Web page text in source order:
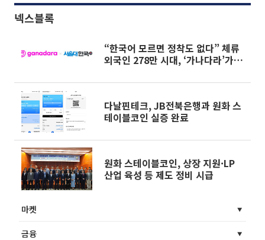
넥스블록
“한국어 모르면 정착도 없다” 체류
외국인 278만 시대, ‘가나다라’가 던
다날핀테크, JB전북은행과 원화 스
테이블코인 실증 완료
원화 스테이블코인, 상장 지원·LP
산업 육성 등 제도 정비 시급
마켓
금융